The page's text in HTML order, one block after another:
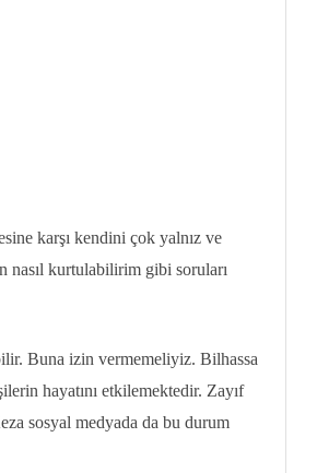
karşı kendini çok yalnız ve
nasıl kurtulabilirim gibi soruları
Buna izin vermemeliyiz. Bilhassa
hayatını etkilemektedir. Zayıf
sosyal medyada da bu durum